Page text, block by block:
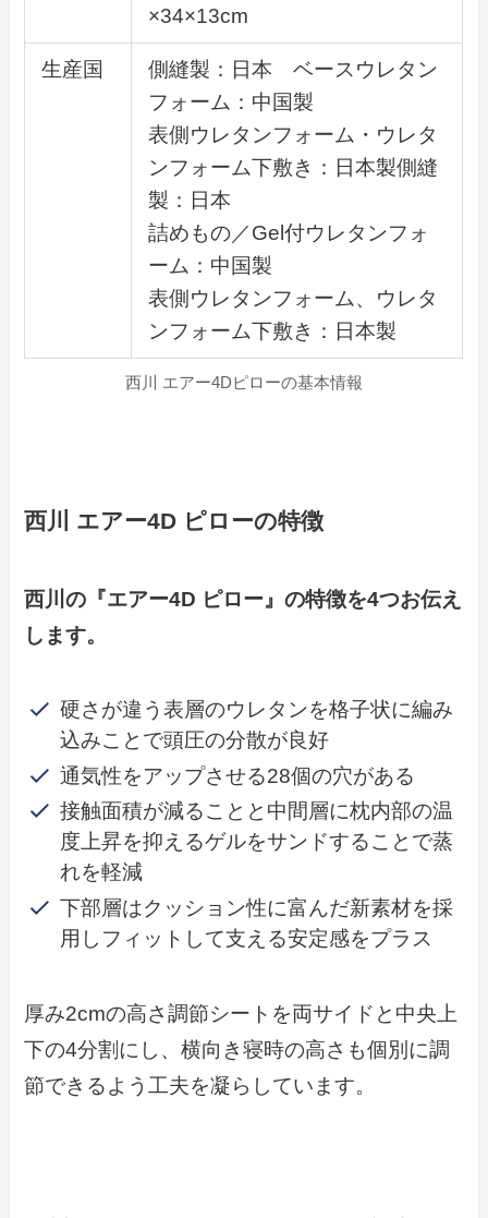
×34×13cm
生産国
側縫製：日本 ベースウレタン
フォーム：中国製
表側ウレタンフォーム・ウレタ
ンフォーム下敷き：日本製側縫
製：日本
詰めもの／Gel付ウレタンフォ
ーム：中国製
表側ウレタンフォーム、ウレタ
ンフォーム下敷き：日本製
西川 エアー4Dピローの基本情報
西川 エアー4D ピローの特徴
西川の『エアー4D ピロー』の特徴を4つお伝え
します。
硬さが違う表層のウレタンを格子状に編み
込みことで頭圧の分散が良好
通気性をアップさせる28個の穴がある
接触面積が減ることと中間層に枕内部の温
度上昇を抑えるゲルをサンドすることで蒸
れを軽減
下部層はクッション性に富んだ新素材を採
用しフィットして支える安定感をプラス
厚み2cmの高さ調節シートを両サイドと中央上
下の4分割にし、横向き寝時の高さも個別に調
節できるよう工夫を凝らしています。